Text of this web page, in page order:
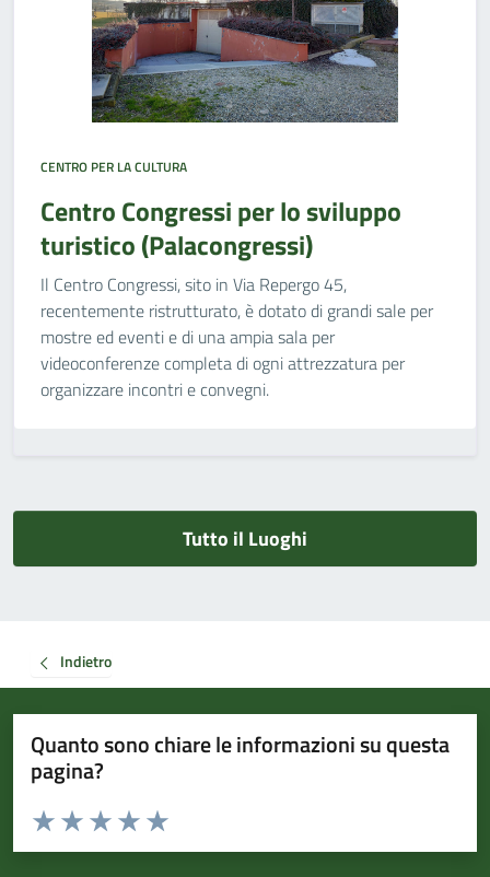
CENTRO PER LA CULTURA
Centro Congressi per lo sviluppo
turistico (Palacongressi)
Il Centro Congressi, sito in Via Repergo 45,
recentemente ristrutturato, è dotato di grandi sale per
mostre ed eventi e di una ampia sala per
videoconferenze completa di ogni attrezzatura per
organizzare incontri e convegni.
Tutto il Luoghi
Indietro
Quanto sono chiare le informazioni su questa
pagina?
Valuta da 1 a 5 stelle la pagina
Valuta 5 stelle su 5
Valuta 4 stelle su 5
Valuta 3 stelle su 5
Valuta 2 stelle su 5
Valuta 1 stelle su 5